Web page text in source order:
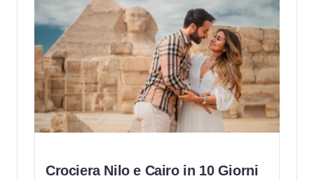
Crociera Nilo e Cairo in 10 Giorni